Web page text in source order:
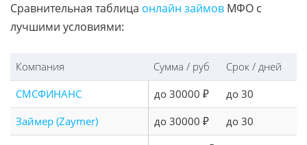
Сравнительная таблица онлайн займов МФО с
лучшими условиями:
Компания Сумма / руб Срок / дней
СМСФИНАНС
до 30000 ₽ до 30
Займер (Zaymer)
до 30000 ₽ до 30